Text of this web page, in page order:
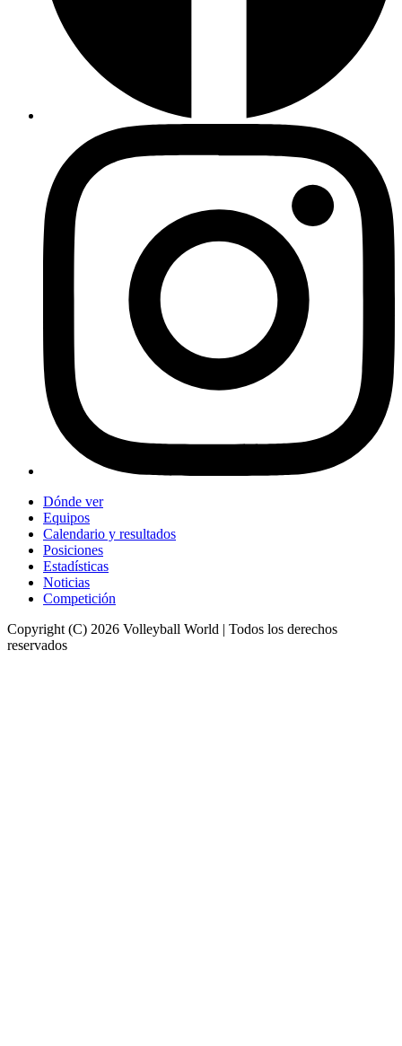
Dónde ver
Equipos
Calendario y resultados
Posiciones
Estadísticas
Noticias
Competición
Copyright (C) 2026 Volleyball World | Todos los derechos
reservados